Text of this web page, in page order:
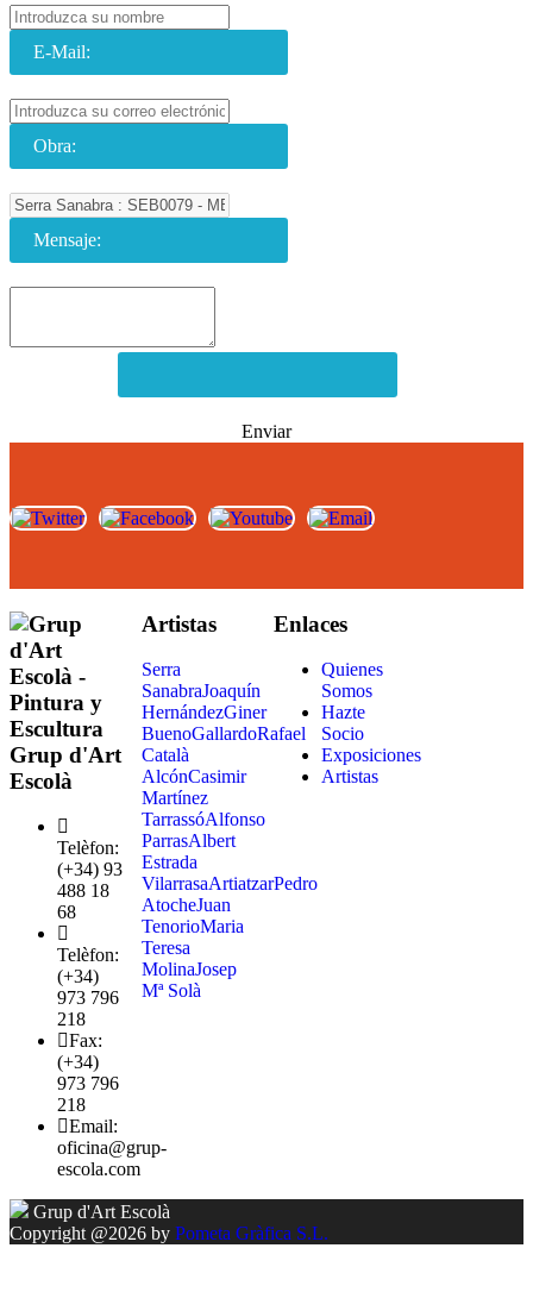
E-Mail:
Obra:
Mensaje:
Enviar
Grup d'Art
Escolà
Telèfon:
(+34) 93
488 18
68
Telèfon:
(+34)
973 796
218
Fax:
(+34)
973 796
218
Email:
oficina@grup-
escola.com
Artistas
Serra
SanabraJoaquín
HernándezGiner
BuenoGallardoRafael
Català
AlcónCasimir
Martínez
TarrassóAlfonso
ParrasAlbert
Estrada
VilarrasaArtiatzarPedro
AtocheJuan
TenorioMaria
Teresa
MolinaJosep
Mª Solà
Enlaces
Quienes
Somos
Hazte
Socio
Exposiciones
Artistas
Grup d'Art Escolà
Copyright @2026 by Pometa Gràfica S.L.